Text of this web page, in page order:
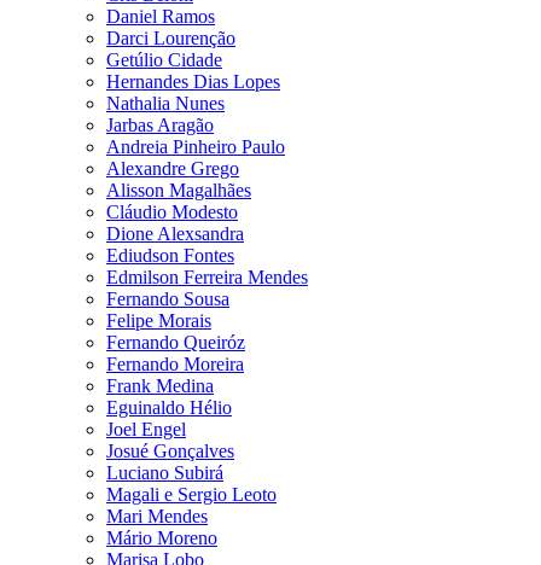
Daniel Ramos
Darci Lourenção
Getúlio Cidade
Hernandes Dias Lopes
Nathalia Nunes
Jarbas Aragão
Andreia Pinheiro Paulo
Alexandre Grego
Alisson Magalhães
Cláudio Modesto
Dione Alexsandra
Ediudson Fontes
Edmilson Ferreira Mendes
Fernando Sousa
Felipe Morais
Fernando Queiróz
Fernando Moreira
Frank Medina
Eguinaldo Hélio
Joel Engel
Josué Gonçalves
Luciano Subirá
Magali e Sergio Leoto
Mari Mendes
Mário Moreno
Marisa Lobo